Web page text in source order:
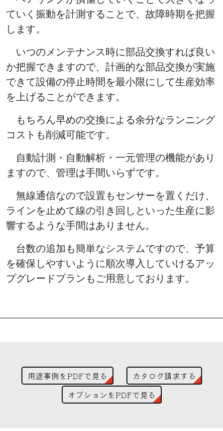
ていく振動を計測することで、故障時期を把握
します。
いつのメンテナンス時に部品交換すれば良い
か把握できますので、計画的な部品交換が実施
できて設備の停止時間を最小限にして生産効率
を上げることができます。
もちろん早めの交換による余分なランニング
コストも削減可能です。
自動計測・自動解析・一元管理の機能があり
ますので、管理は手間いらずです。
無線通信なので設置もセンサーを置くだけ、
ラインを止めて線の引き回しといった生産に影
響するような手間はありません。
台数の追加も簡単なシステムですので、予算
を確保しやすいように順次導入していけるアッ
プグレードプランもご用意しております。
用途事例をPDFで見る
カタログ請求する
オプションをPDFで見る